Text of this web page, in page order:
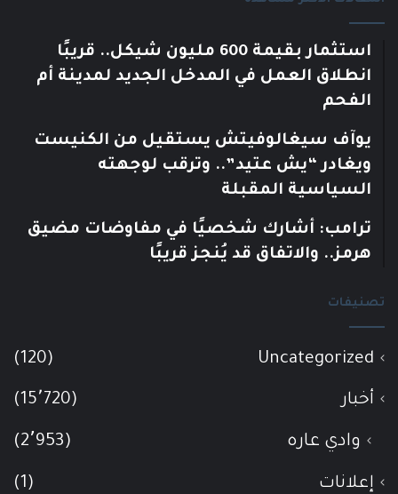
استثمار بقيمة 600 مليون شيكل.. قريبًا
انطلاق العمل في المدخل الجديد لمدينة أم
الفحم
يوآف سيغالوفيتش يستقيل من الكنيست
ويغادر “يش عتيد”.. وترقب لوجهته
السياسية المقبلة
ترامب: أشارك شخصيًا في مفاوضات مضيق
هرمز.. والاتفاق قد يُنجز قريبًا
تصنيفات
Uncategorized
(120)
أخبار (15٬720)
وادي عاره (2٬953)
إعلانات (1)